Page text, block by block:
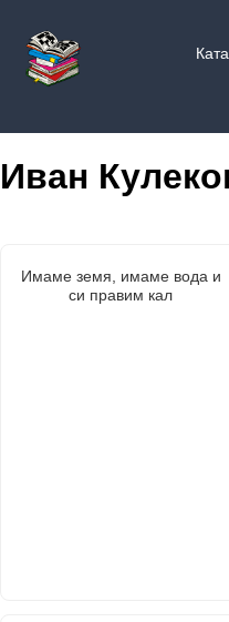
Иван
Имаме земя, имаме вода и
си правим кал